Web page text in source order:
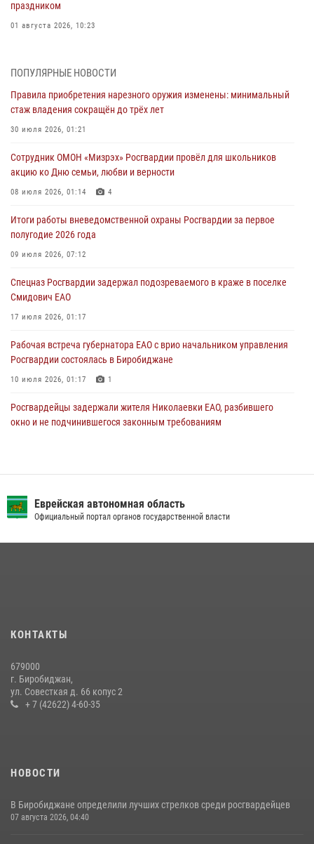
праздником
01 августа 2026, 10:23
Российской Федерации
В Росгвардии вспоминают российских воинов, погибших в Первой
мировой войне 1914-1918 годов
Внесены изменения в правила проведения контрольного отстрела
гражданского оружия
Правила приобретения нарезного оружия изменены: минимальный
стаж владения сокращён до трёх лет
ПОПУЛЯРНЫЕ НОВОСТИ
Правила приобретения нарезного оружия изменены: минимальный
стаж владения сокращён до трёх лет
30 июля 2026, 01:21
Сотрудник ОМОН «Мизрэх» Росгвардии провёл для школьников
акцию ко Дню семьи, любви и верности
08 июля 2026, 01:14 4
Итоги работы вневедомственной охраны Росгвардии за первое
полугодие 2026 года
09 июля 2026, 07:12
Спецназ Росгвардии задержал подозреваемого в краже в поселке
Смидович ЕАО
17 июля 2026, 01:17
Рабочая встреча губернатора ЕАО с врио начальником управления
Росгвардии состоялась в Биробиджане
10 июля 2026, 01:17 1
Росгвардейцы задержали жителя Николаевки ЕАО, разбившего
окно и не подчинившегося законным требованиям
31 июля 2026, 01:48
21 июля 2026, 04:18
Росгвардии по мини-футболу
15 июля 2026, 07:12 1
Еврейская автономная область
Официальный портал органов государственной власти
КОНТАКТЫ
679000
г. Биробиджан,
ул. Совесткая д. 66 копус 2
+ 7 (42622) 4-60-35
НОВОСТИ
В Биробиджане определили лучших стрелков среди росгвардейцев
07 августа 2026, 04:40